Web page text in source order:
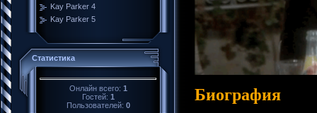
Kay Parker 4
Kay Parker 5
Статистика
Онлайн всего: 1
Гостей: 1
Пользователей: 0
Биография